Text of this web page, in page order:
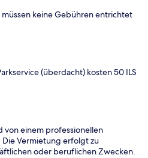
müssen keine Gebühren entrichtet
(überdacht) kosten 50 ILS
von einem professionellen
Vermietung erfolgt zu
oder beruflichen Zwecken.